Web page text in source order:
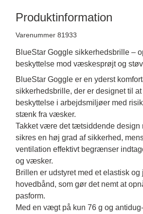
Produktinformation
Varenummer 81933
BlueStar Goggle sikkerhedsbrille –
beskyttelse mod væskesprøjt og
BlueStar Goggle er en yderst
sikkerhedsbrille, der er designet til at
beskyttelse i arbejdsmiljøer med
stænk fra væsker.
Takket være det tætsiddende design
sikres en høj grad af sikkerhed,
ventilation effektivt begrænser
og væsker.
Brillen er udstyret med et elastisk og
hovedbånd, som gør det nemt at
pasform.
Med en vægt på kun 76 g og